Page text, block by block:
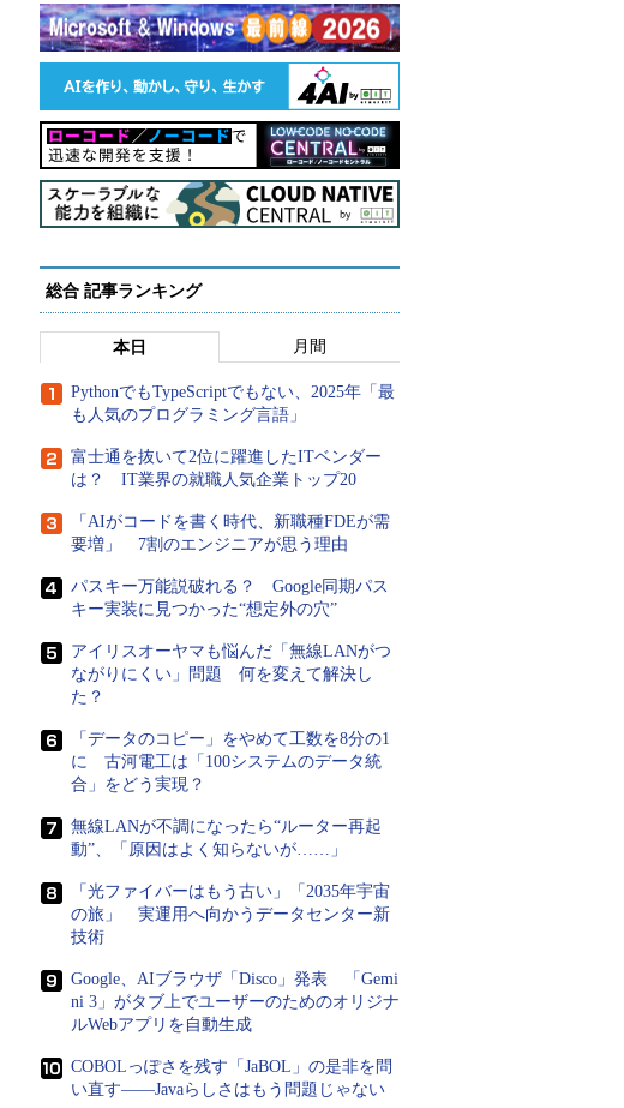
総合 記事ランキング
本日 月間
PythonでもTypeScriptでもない、2025年「最
も人気のプログラミング言語」
富士通を抜いて2位に躍進したITベンダー
は？ IT業界の就職人気企業トップ20
「AIがコードを書く時代、新職種FDEが需
要増」 7割のエンジニアが思う理由
パスキー万能説破れる？ Google同期パス
キー実装に見つかった“想定外の穴”
アイリスオーヤマも悩んだ「無線LANがつ
ながりにくい」問題 何を変えて解決し
た？
「データのコピー」をやめて工数を8分の1
に 古河電工は「100システムのデータ統
合」をどう実現？
無線LANが不調になったら“ルーター再起
動”、「原因はよく知らないが……」
「光ファイバーはもう古い」「2035年宇宙
の旅」 実運用へ向かうデータセンター新
技術
Google、AIブラウザ「Disco」発表 「Gemi
ni 3」がタブ上でユーザーのためのオリジナ
ルWebアプリを自動生成
COBOLっぽさを残す「JaBOL」の是非を問
い直す――Javaらしさはもう問題じゃない